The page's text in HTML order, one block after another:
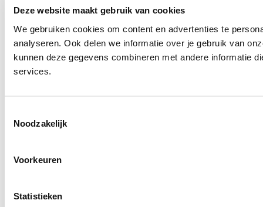
Deze website maakt gebruik van cookies
We gebruiken cookies om content en advertenties te
analyseren. Ook delen we informatie over je gebruik van
kunnen deze gegevens combineren met andere informatie
services.
Noodzakelijk
Voorkeuren
Statistieken
Terug
Praktische info
Parkeren & OV
Amersfoort Centrum
Mis niks van jouw favoriete stad